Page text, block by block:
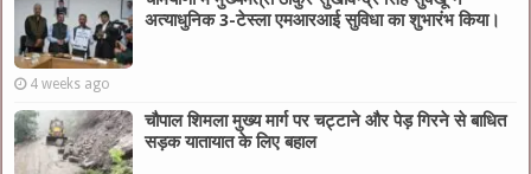
अत्याधुनिक 3-टेस्ला एमआरआई सुविधा का शुभारंभ किया।
4 weeks ago
चौपाल शिमला मुख्य मार्ग पर चट्टाने और पेड़ गिरने से बाधित
सड़क यातायात के लिए बहाल